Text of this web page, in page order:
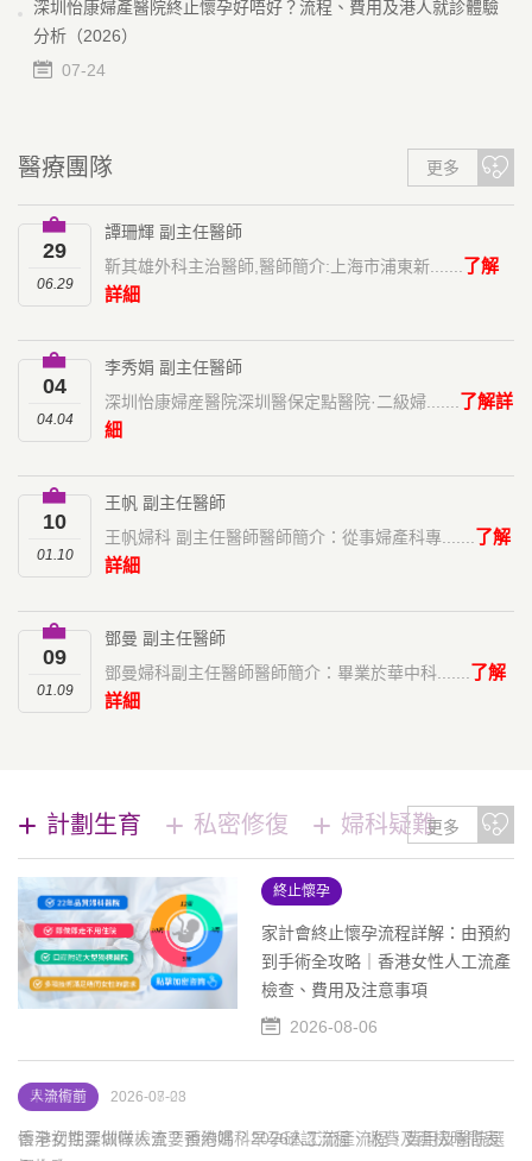
深圳怡康婦產醫院終止懷孕好唔好？流程、費用及港人就診體驗
分析（2026）
07-24
更多
醫療團隊
29
06.29
譚珊輝 副主任醫師
靳其雄外科主治醫師,醫師簡介:上海市浦東新.......了解
詳細
04
04.04
李秀娟 副主任醫師
深圳怡康婦産醫院深圳醫保定點醫院·二級婦.......了解詳
細
10
01.10
王帆 副主任醫師
王帆婦科 副主任醫師醫師簡介：從事婦產科專.......了解
詳細
09
01.09
鄧曼 副主任醫師
鄧曼婦科副主任醫師醫師簡介：畢業於華中科.......了解
詳細
計劃生育 私密修復 婦科疑難更多
終止懷孕
家計會終止懷孕流程詳解：由預約
到手術全攻略｜香港女性人工流產
檢查、費用及注意事項
2026-08-06
終止懷孕 2026-08-06
家計會終止懷孕流程詳解：由預約到手術全攻略｜香港女性人工流
早孕檢查 2026-08-03
懷孕初期要做咩檢查？香港婦科早孕確認流程、收費及產檢時間表
人流術前 2026-07-28
香港女性深圳做人流要預約嗎？2026人工流產流程、費用及醫院選